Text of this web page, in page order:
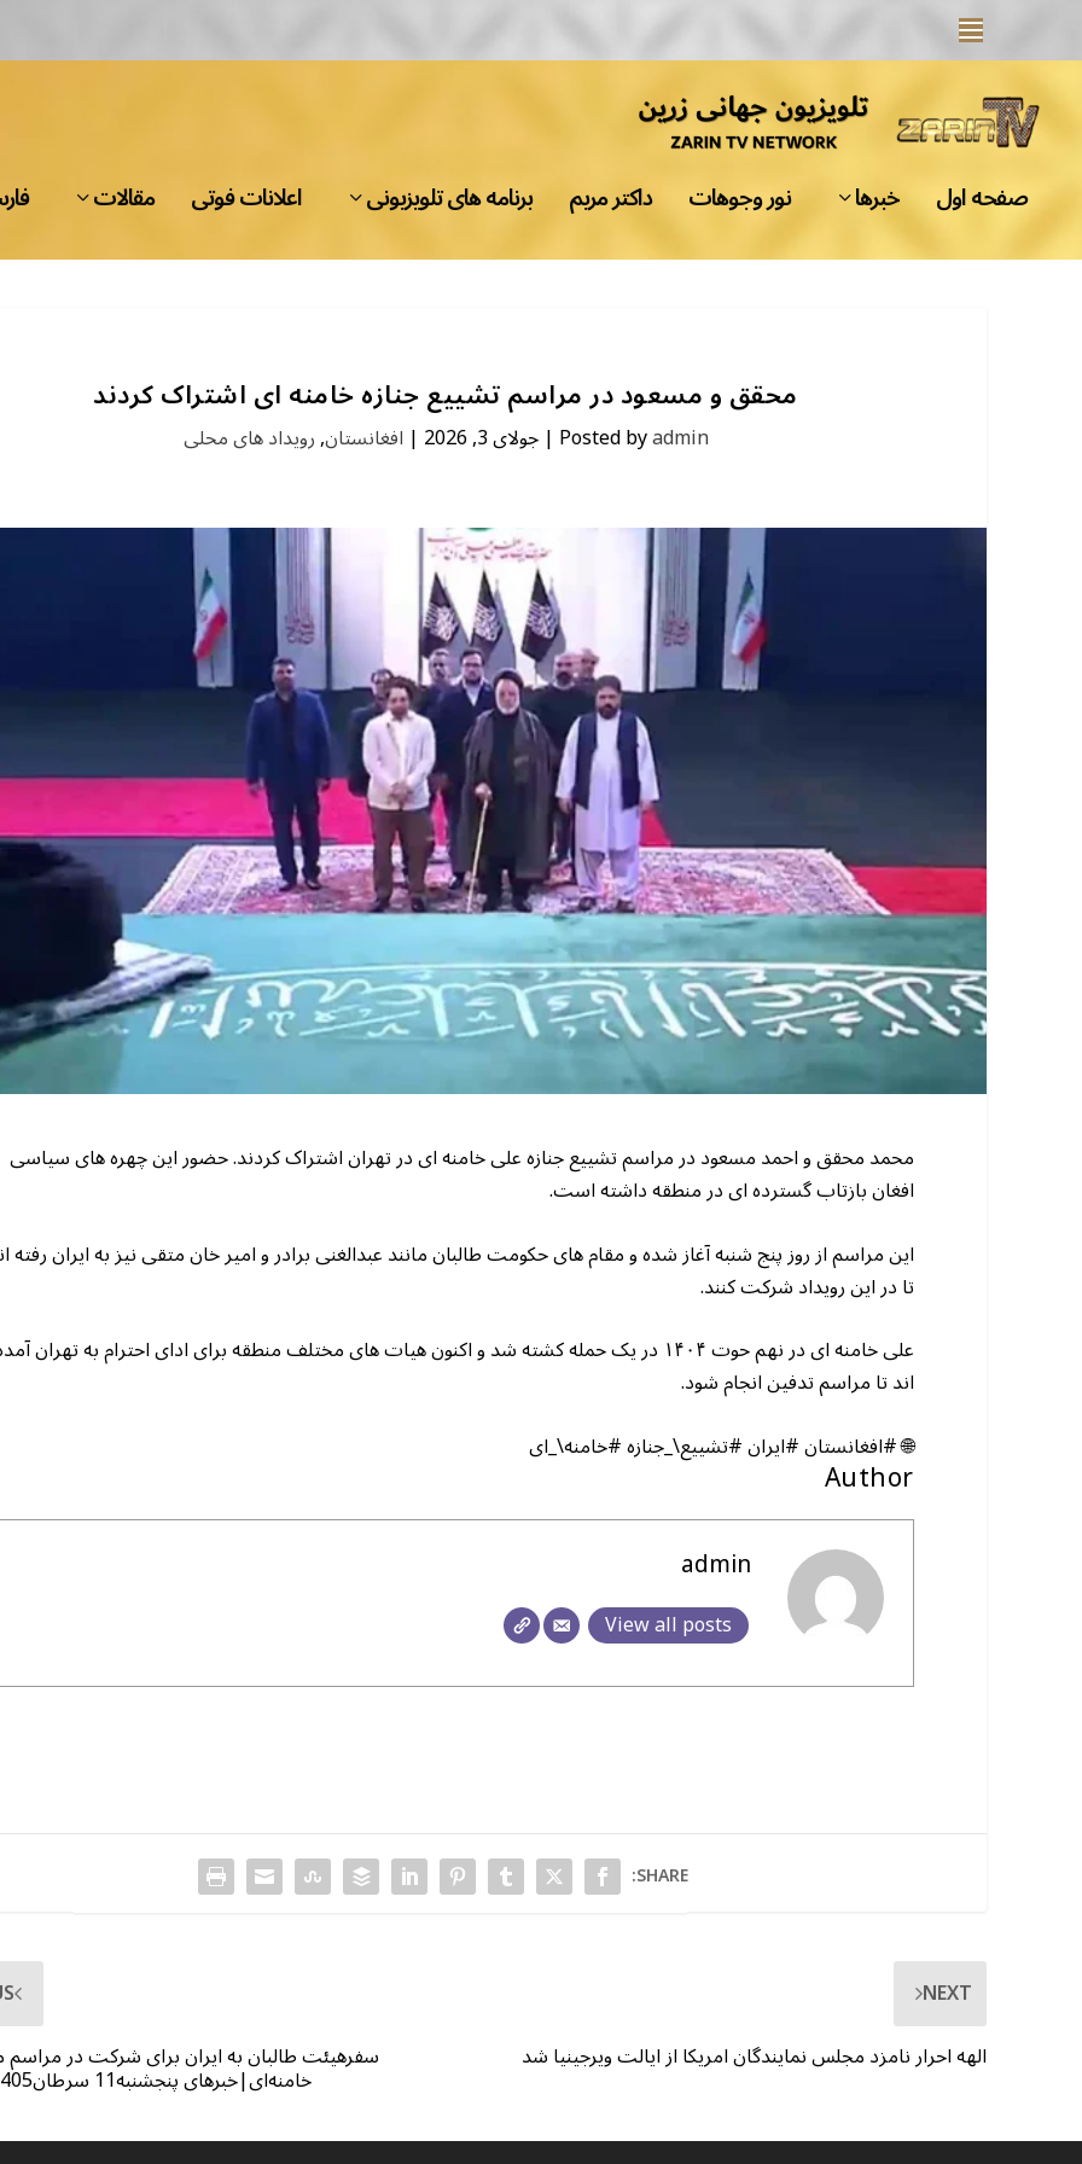
صفحه اول خبرها نور وجوهات داکتر مریم برنامه های تلویزیونی اعلانات فوتی مقالات
محقق و مسعود در مراسم تشییع جنازه خامنه ای اشتراک کردند
Posted byadmin
|جولای 3, 2026 | افغانستان,رویداد های محلی
محمد محقق و احمد مسعود در مراسم تشییع جنازه علی خامنه ای در تهران اشتراک کردند. حضور این چهره های سیاسی
افغان بازتاب گسترده ای در منطقه داشته است.
این مراسم از روز پنج شنبه آغاز شده و مقام های حکومت طالبان مانند عبدالغنی برادر و امیر خان متقی نیز به ایران رفته
تا در این رویداد شرکت کنند.
علی خامنه ای در نهم حوت ۱۴۰۴ در یک حمله کشته شد و اکنون هیات های مختلف منطقه برای ادای احترام به تهران
اند تا مراسم تدفین انجام شود.
🌐 #افغانستان #ایران #تشییع\_جنازه #خامنه\_ای
Author
admin
View all posts
SHARE:
سفرهیئت طالبان به ایران برای شرکت در مراسم
خامنه‌ای|خبرهای پنجشنبه11 سرطان1405|02 جولای
NEXT
الهه احرار نامزد مجلس نمایندگان امریکا از ایالت ویرجینیا شد